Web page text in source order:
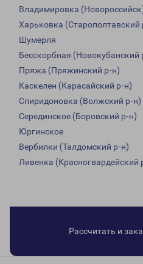
Владимировка
Харьковка (Старополтавский
Шумерля
Бесскорбная (Новокубанский
Пряжа (Пряжинский р-н)
Каскелен (Карасайский р-н)
Спиридоновка (Волжский р-н)
Серединское (Боровский р-н)
Юргинское
Вербилки (Талдомский р-н)
Ливенка (Красногвардейский
Рассчитать и